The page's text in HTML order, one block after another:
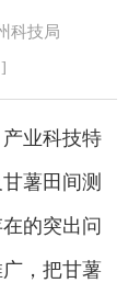
科技局
业科技特
薯田间测
的突出问
，把甘薯